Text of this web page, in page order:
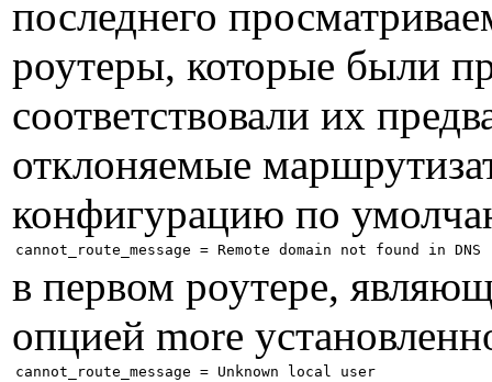
последнего
роутеры, которые были
соответствовали их
отклоняемые
конфигурацию по
в первом роутере,
опцией more